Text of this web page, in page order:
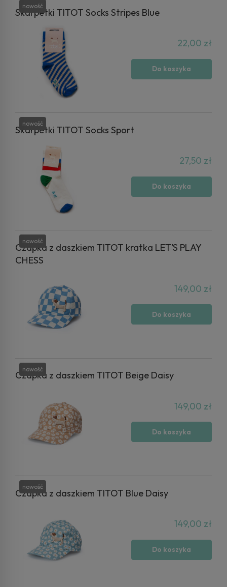
Skarpetki TITOT Socks Stripes Blue
22,00 zł
Do koszyka
nowość
Skarpetki TITOT Socks Sport
27,50 zł
Do koszyka
nowość
Czapka z daszkiem TITOT kratka LET'S PLAY
CHESS
149,00 zł
Do koszyka
nowość
Czapka z daszkiem TITOT Beige Daisy
149,00 zł
Do koszyka
nowość
Czapka z daszkiem TITOT Blue Daisy
149,00 zł
Do koszyka
nowość